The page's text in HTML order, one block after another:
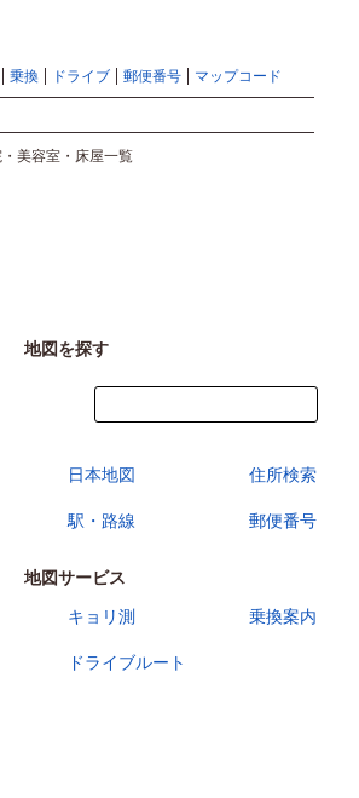
乗換 ドライブ 郵便番号 マップコード
美容室・床屋一覧
地図を探す
日本地図 住所検索
駅・路線 郵便番号
地図サービス
キョリ測
乗換案内
ドライブルート